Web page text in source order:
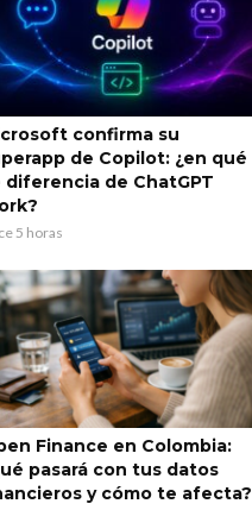
confirma su
de Copilot: ¿en qué
diferencia de ChatGPT
5 horas
Finance en Colombia:
pasará con tus datos
y cómo te afecta?